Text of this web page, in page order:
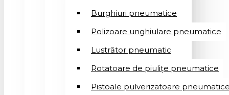
Burghiuri pneumatice
Polizoare unghiulare pneumatice
Lustrător pneumatic
Rotatoare de piulițe pneumatice
Pistoale pulverizatoare